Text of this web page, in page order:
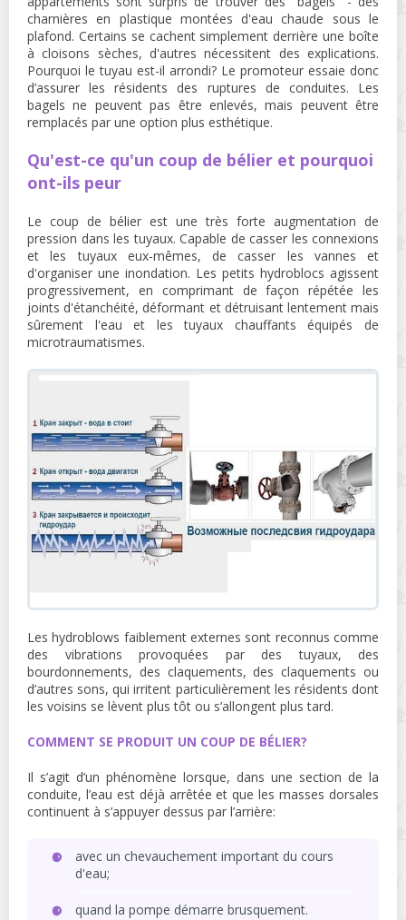
charnières en plastique montées d'eau chaude sous le
plafond. Certains se cachent simplement derrière une boîte
à cloisons sèches, d'autres nécessitent des explications.
Pourquoi le tuyau est-il arrondi? Le promoteur essaie donc
d’assurer les résidents des ruptures de conduites. Les
bagels ne peuvent pas être enlevés, mais peuvent être
remplacés par une option plus esthétique.
Qu'est-ce qu'un coup de bélier et pourquoi
ont-ils peur
Le coup de bélier est une très forte augmentation de
pression dans les tuyaux. Capable de casser les connexions
et les tuyaux eux-mêmes, de casser les vannes et
d'organiser une inondation. Les petits hydroblocs agissent
progressivement, en comprimant de façon répétée les
joints d'étanchéité, déformant et détruisant lentement mais
sûrement l'eau et les tuyaux chauffants équipés de
microtraumatismes.
Les hydroblows faiblement externes sont reconnus comme
des vibrations provoquées par des tuyaux, des
bourdonnements, des claquements, des claquements ou
d’autres sons, qui irritent particulièrement les résidents dont
les voisins se lèvent plus tôt ou s’allongent plus tard.
COMMENT SE PRODUIT UN COUP DE BÉLIER?
Il s’agit d’un phénomène lorsque, dans une section de la
conduite, l’eau est déjà arrêtée et que les masses dorsales
continuent à s’appuyer dessus par l’arrière:
avec un chevauchement important du cours
d'eau;
quand la pompe démarre brusquement.